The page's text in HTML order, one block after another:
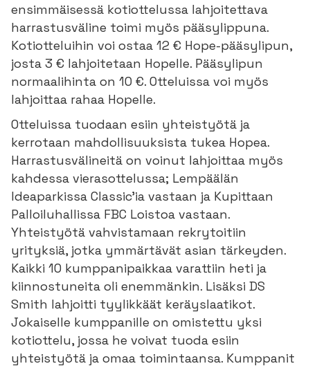
ensimmäisessä kotiottelussa lahjoitettava
harrastusväline toimi myös pääsylippuna.
Kotiotteluihin voi ostaa 12 € Hope-pääsylipun,
josta 3 € lahjoitetaan Hopelle. Pääsylipun
normaalihinta on 10 €. Otteluissa voi myös
lahjoittaa rahaa Hopelle.
Otteluissa tuodaan esiin yhteistyötä ja
kerrotaan mahdollisuuksista tukea Hopea.
Harrastusvälineitä on voinut lahjoittaa myös
kahdessa vierasottelussa; Lempäälän
Ideaparkissa Classic’ia vastaan ja Kupittaan
Palloiluhallissa FBC Loistoa vastaan.
Yhteistyötä vahvistamaan rekrytoitiin
yrityksiä, jotka ymmärtävät asian tärkeyden.
Kaikki 10 kumppanipaikkaa varattiin heti ja
kiinnostuneita oli enemmänkin. Lisäksi DS
Smith lahjoitti tyylikkäät keräyslaatikot.
Jokaiselle kumppanille on omistettu yksi
kotiottelu, jossa he voivat tuoda esiin
yhteistyötä ja omaa toimintaansa. Kumppanit